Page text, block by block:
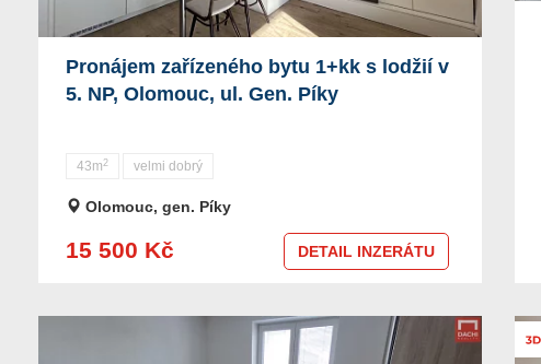
Pronájem zařízeného bytu 1+kk s lodžií v
5. NP, Olomouc, ul. Gen. Píky
43m 2 velmi dobrý
Olomouc, gen. Píky
15 500 Kč DETAIL INZERÁTU